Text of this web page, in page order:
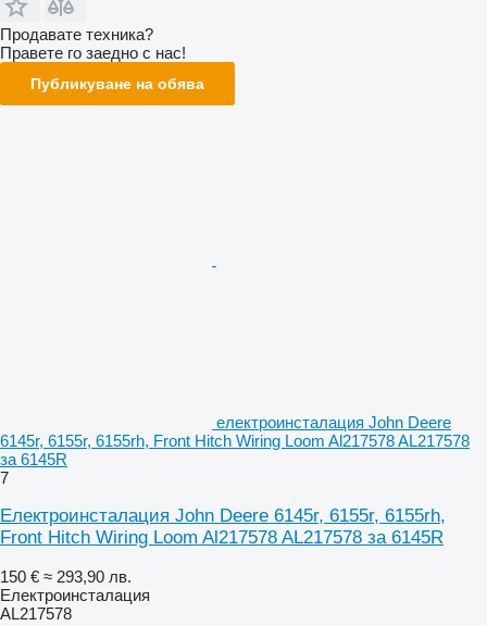
Продавате техника?
Правете го заедно с нас!
Публикуване на обява
електроинсталация John Deere
6145r, 6155r, 6155rh, Front Hitch Wiring Loom Al217578 AL217578
за 6145R
7
Електроинсталация John Deere 6145r, 6155r, 6155rh,
Front Hitch Wiring Loom Al217578 AL217578 за 6145R
150 € ≈ 293,90 лв.
Електроинсталация
AL217578